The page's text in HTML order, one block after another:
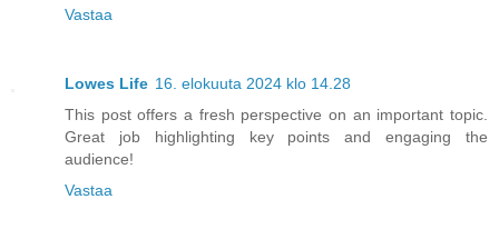
Vastaa
Lowes Life 16. elokuuta 2024 klo 14.28
This post offers a fresh perspective on an important topic.
Great job highlighting key points and engaging the
audience!
Vastaa